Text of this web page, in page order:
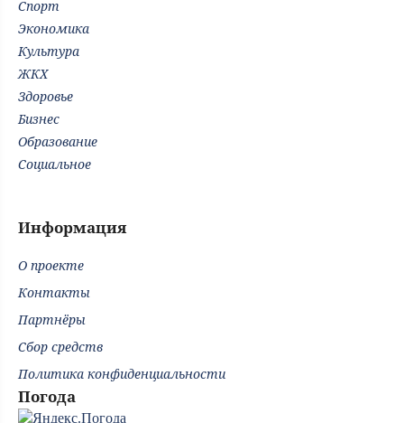
Спорт
Экономика
Культура
ЖКХ
Здоровье
Бизнес
Образование
Социальное
Информация
О проекте
Контакты
Партнёры
Сбор средств
Политика конфиденциальности
Погода